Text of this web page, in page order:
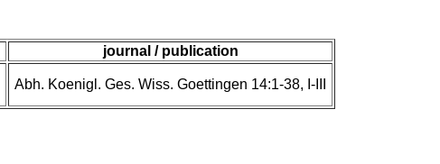
journal / publication
Abh. Koenigl. Ges. Wiss. Goettingen 14:1-38, I-III